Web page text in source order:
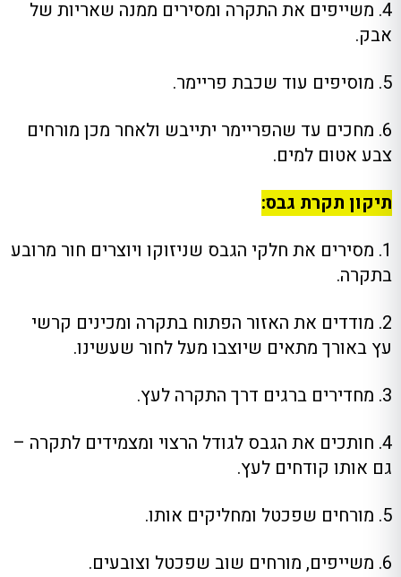
4. משייפים את התקרה ומסירים ממנה שאריות של
אבק.
5. מוסיפים עוד שכבת פריימר.
6. מחכים עד שהפריימר יתייבש ולאחר מכן מורחים
צבע אטום למים.
תיקון תקרת גבס:
1. מסירים את חלקי הגבס שניזוקו ויוצרים חור מרובע
בתקרה.
2. מודדים את האזור הפתוח בתקרה ומכינים קרשי
עץ באורך מתאים שיוצבו מעל לחור שעשינו.
3. מחדירים ברגים דרך התקרה לעץ.
4. חותכים את הגבס לגודל הרצוי ומצמידים לתקרה –
גם אותו קודחים לעץ.
5. מורחים שפכטל ומחליקים אותו.
6. משייפים, מורחים שוב שפכטל וצובעים.